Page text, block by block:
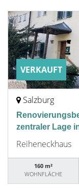
VERKAUFT
Salzburg
zentraler Lage
Reiheneckhaus
160 m²
WOHNFLÄCHE